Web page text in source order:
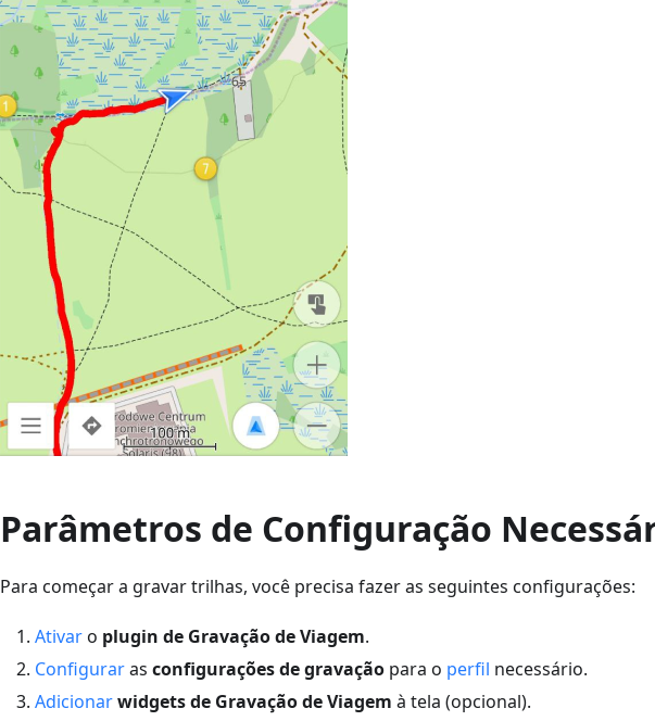
Parâmetros de Configuração
Para começar a gravar trilhas, você precisa fazer as seguintes configurações:
Ativaro plugin de Gravação de Viagem.
Configuraras configurações de gravação para o perfil necessário.
Adicionarwidgets de Gravação de Viagem à tela (opcional).